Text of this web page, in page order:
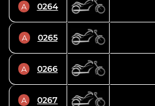
A 0264
A 0265
A 0266
A 0267